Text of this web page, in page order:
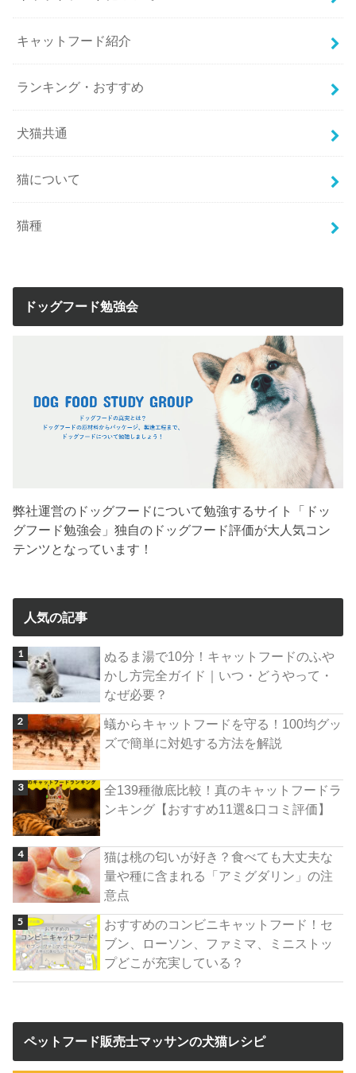
キャットフード紹介
ランキング・おすすめ
犬猫共通
猫について
猫種
ドッグフード勉強会
弊社運営のドッグフードについて勉強するサイト「ドッ
グフード勉強会」独自のドッグフード評価が大人気コン
テンツとなっています！
人気の記事
ぬるま湯で10分！キャットフードのふや
かし方完全ガイド｜いつ・どうやって・
なぜ必要？
蟻からキャットフードを守る！100均グッ
ズで簡単に対処する方法を解説
全139種徹底比較！真のキャットフードラ
ンキング【おすすめ11選&口コミ評価】
猫は桃の匂いが好き？食べても大丈夫な
量や種に含まれる「アミグダリン」の注
意点
おすすめのコンビニキャットフード！セ
ブン、ローソン、ファミマ、ミニストッ
プどこが充実している？
ペットフード販売士マッサンの犬猫レシピ